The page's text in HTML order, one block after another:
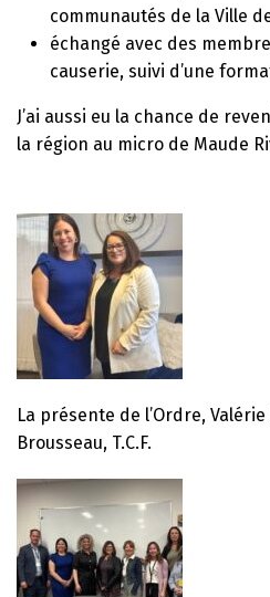
communautés de la Ville
échangé avec des
causerie, suivi d’une
J’ai aussi eu la chance de
la région au micro de Maude
La présente de l’Ordre,
Brousseau, T.C.F.